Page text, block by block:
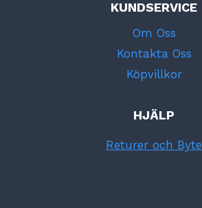
KUNDSERVICE
Om Oss
Kontakta Oss
Köpvillkor
HJÄLP
Returer och Byte